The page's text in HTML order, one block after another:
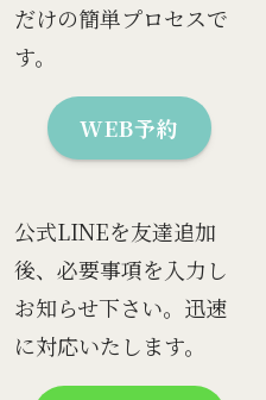
だけの簡単プロセスで
す。
WEB予約
公式LINEを友達追加
後、必要事項を入力し
お知らせ下さい。迅速
に対応いたします。